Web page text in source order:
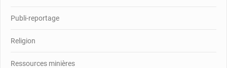
Publi-reportage
Religion
Ressources minières